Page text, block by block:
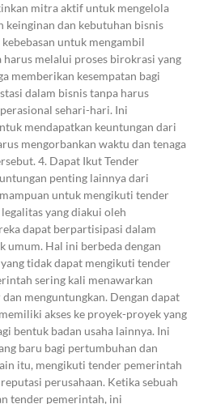
mitra aktif untuk mengelola
keinginan dan kebutuhan bisnis
untuk mengambil
harus melalui proses birokrasi yang
memberikan kesempatan bagi
dalam bisnis tanpa harus
sehari-hari. Ini
mendapatkan keuntungan dari
mengorbankan waktu dan tenaga
4. Dapat Ikut Tender
penting lainnya dari
untuk mengikuti tender
yang diakui oleh
dapat berpartisipasi dalam
umum. Hal ini berbeda dengan
tidak dapat mengikuti tender
sering kali menawarkan
menguntungkan. Dengan dapat
akses ke proyek-proyek yang
bentuk badan usaha lainnya. Ini
baru bagi pertumbuhan dan
itu, mengikuti tender pemerintah
perusahaan. Ketika sebuah
tender pemerintah, ini